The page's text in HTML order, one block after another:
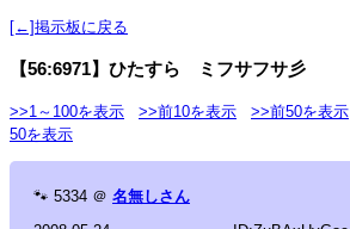
[←]掲示板に戻る
【56:6971】ひたすら ミフサフサ彡
>>1～100を表示 >>前10を表示 >>前50を表示
50を表示
🐾 5334 ＠ 名無しさん